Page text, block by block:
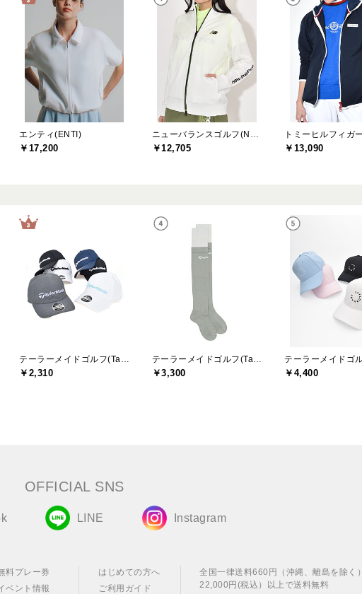
エンティ(ENTI)
￥17,200 ￥12,705 ￥13,090
￥2,310 ￥3,300 ￥4,400
OFFICIAL SNS
LINE Instagram
料プレー券
ベント情報
はじめての方へ
ご利用ガイド
全国一律送料660円（沖縄、離島を除く）
22,000円(税込）以上で送料無料